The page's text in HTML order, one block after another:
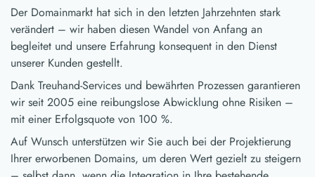
Der Domainmarkt hat sich in den letzten Jahrzehnten stark
verändert – wir haben diesen Wandel von Anfang an
begleitet und unsere Erfahrung konsequent in den Dienst
unserer Kunden gestellt.
Dank Treuhand-Services und bewährten Prozessen garantieren
wir seit 2005 eine reibungslose Abwicklung ohne Risiken –
mit einer Erfolgsquote von 100 %.
Auf Wunsch unterstützen wir Sie auch bei der Projektierung
Ihrer erworbenen Domains, um deren Wert gezielt zu steigern